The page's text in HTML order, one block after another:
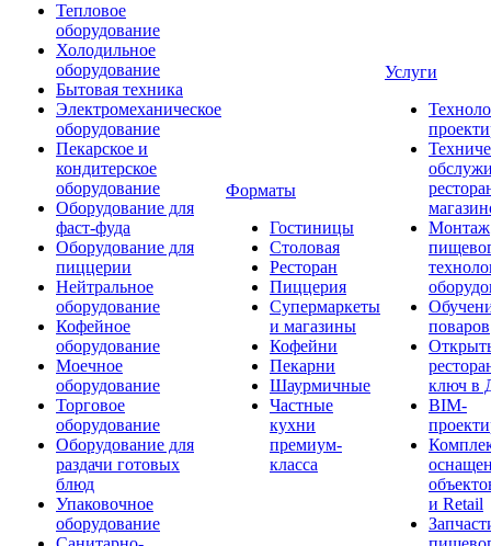
Тепловое
оборудование
Холодильное
оборудование
Бытовая техника
Электромеханическое
оборудование
Пекарское и
кондитерское
оборудование
Оборудование для
фаст-фуда
Оборудование для
пиццерии
Нейтральное
оборудование
Кофейное
оборудование
Моечное
оборудование
Торговое
оборудование
Оборудование для
раздачи готовых
блюд
Упаковочное
оборудование
Форматы
Гостиницы
Столовая
Ресторан
Пиццерия
Супермаркеты
и магазины
Кофейни
Пекарни
Шаурмичные
Частные
кухни
премиум-
класса
Услуги
Монтаж
поваров
ключ в
BIM-
и Retail